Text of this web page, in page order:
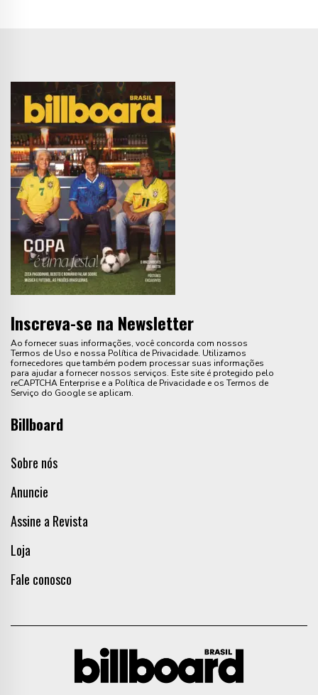
Inscreva-se na Newsletter
Ao fornecer suas informações, você concorda com nossos
Termos de Uso e nossa Política de Privacidade. Utilizamos
fornecedores que também podem processar suas informações
para ajudar a fornecer nossos serviços. Este site é protegido pelo
reCAPTCHA Enterprise e a Política de Privacidade e os Termos de
Serviço do Google se aplicam.
Billboard
Sobre nós
Anuncie
Assine a Revista
Loja
Fale conosco